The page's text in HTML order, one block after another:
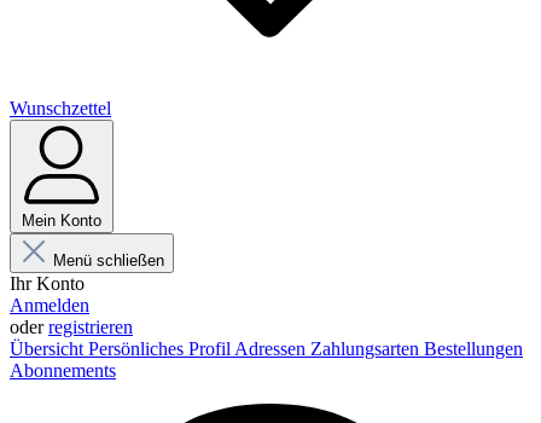
Wunschzettel
Mein Konto
Menü schließen
Ihr Konto
Anmelden
oderregistrieren
Übersicht Persönliches Profil Adressen Zahlungsarten Bestellungen
Abonnements